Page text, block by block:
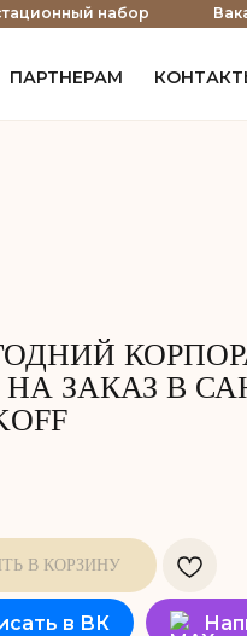
набор
ПАРТНЕРАМ
НА ЗАКАЗ В
В КОРЗИНУ
в ВК